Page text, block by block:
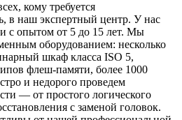
кому требуется
в наш экспертный центр. У нас
с опытом от 5 до 15 лет. Мы
оборудованием: несколько
шкаф класса ISO 5,
флеш-памяти, более 1000
и недорого проведем
— от простого логического
с заменой головок.